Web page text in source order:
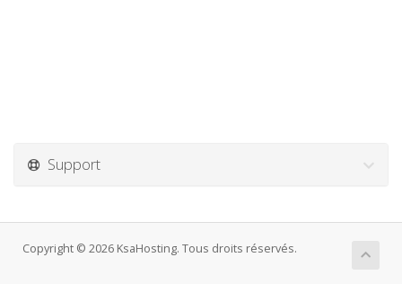
Support
Copyright © 2026 KsaHosting. Tous droits réservés.